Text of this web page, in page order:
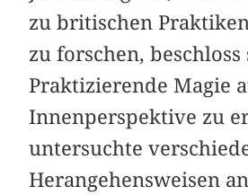
zu britischen
zu forschen, beschloss
Praktizierende Magie
Innenperspektive zu
untersuchte
Herangehensweisen